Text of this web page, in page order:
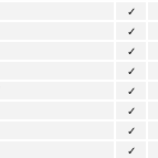
✓
✓
✓
✓
✓
✓
✓
✓